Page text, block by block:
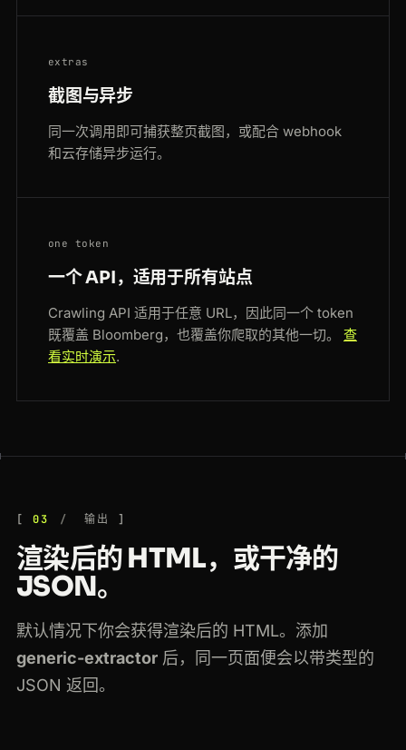
extras
截图与异步
同一次调用即可捕获整页截图，或配合 webhook
和云存储异步运行。
one token
一个 API，适用于所有站点
Crawling API 适用于任意 URL，因此同一个 token
既覆盖 Bloomberg，也覆盖你爬取的其他一切。 查
看实时演示.
03 输出
渲染后的 HTML，或干净的
JSON。
默认情况下你会获得渲染后的 HTML。添加
generic-extractor 后，同一页面便会以带类型的
JSON 返回。